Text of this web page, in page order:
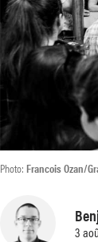
Photo:Francois Ozan/
3